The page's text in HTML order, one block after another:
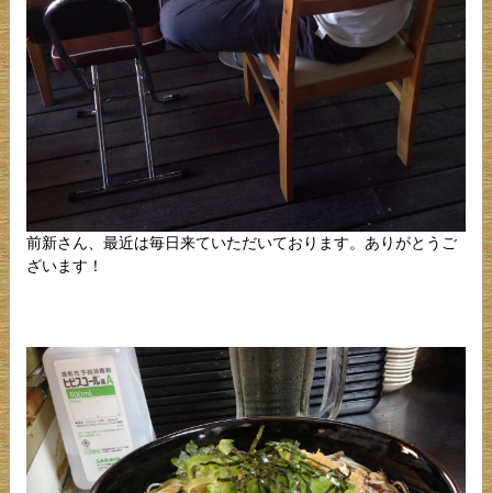
前新さん、最近は毎日来ていただいております。ありがとうご
ざいます！